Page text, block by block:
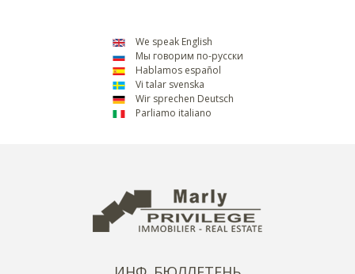
We speak English
Мы говорим по-русски
Hablamos español
Vi talar svenska
Wir sprechen Deutsch
Parliamo italiano